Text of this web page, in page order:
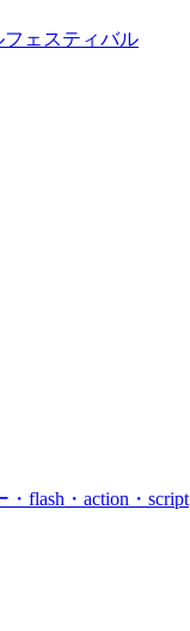
フェスティバル
flash・action・script